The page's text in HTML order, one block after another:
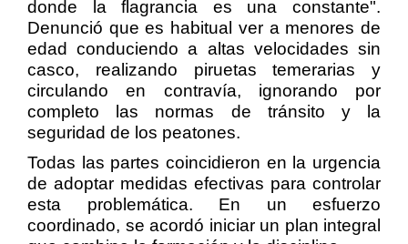
donde la flagrancia es una constante".
Denunció que es habitual ver a menores de
edad conduciendo a altas velocidades sin
casco, realizando piruetas temerarias y
circulando en contravía, ignorando por
completo las normas de tránsito y la
seguridad de los peatones.
Todas las partes coincidieron en la urgencia
de adoptar medidas efectivas para controlar
esta problemática. En un esfuerzo
coordinado, se acordó iniciar un plan integral